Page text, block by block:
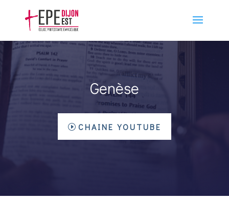
Genèse
CHAINE YOUTUBE